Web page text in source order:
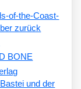
of-the-Coast-
zurück
BONE
und der